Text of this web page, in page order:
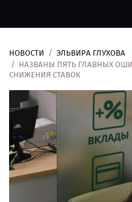
Новости
Рубрики
Контакты
О
нас
НОВОСТИ
ЭЛЬВИРА ГЛУХОВА
НАЗВАНЫ ПЯТЬ ГЛАВНЫХ
СНИЖЕНИЯ СТАВОК